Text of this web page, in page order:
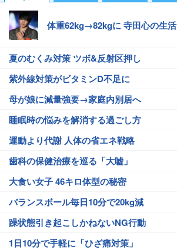
体重62kg→82kgに 寺田心の生活
夏のむくみ対策 ツボ&反射区押し
紫外線対策がビタミンD不足に
母が娘に減量強要→家庭内別居へ
睡眠時の悩みを解消する過ごし方
運動より代謝 人体の省エネ戦略
歯科の保健治療を巡る「大嘘」
大食い女子 46キロ体型の秘密
バランスボール毎日10分で20kg減
躁状態引き起こしかねないNG行動
1日10分で手軽に「ひざ痛対策」